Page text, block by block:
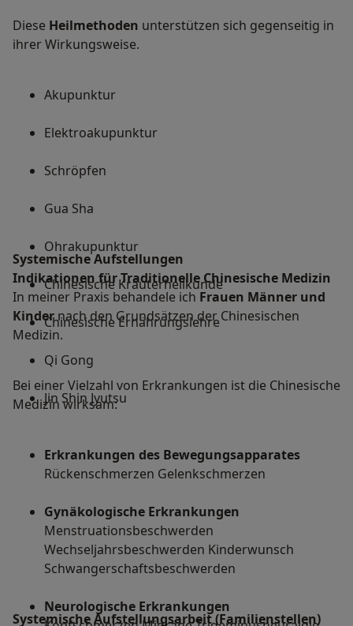
Diese Heilmethoden unterstützen sich gegenseitig in
ihrer Wirkungsweise.
Akupunktur
Elektroakupunktur
Schröpfen
Gua Sha
Ohrakupunktur
Chinesische Kräuterheilkunde
Chinesische Ernährungslehre
Qi Gong
Jin Shin Jyutsu
Systemische Aufstellungen
Indikationen für Traditionelle Chinesische Medizin
In meiner Praxis behandele ich Frauen Männer und
Kindernach den Grundsätzen der Chinesischen
Medizin.
Bei einer Vielzahl von Erkrankungen ist die Chinesische
Medizin wirksam:
Erkrankungen des Bewegungsapparates
Rückenschmerzen Gelenkschmerzen
Gynäkologische Erkrankungen
Menstruationsbeschwerden
Wechseljahrsbeschwerden Kinderwunsch
Schwangerschaftsbeschwerden
Neurologische Erkrankungen
Systemische Aufstellungsarbeit (Familienstellen)